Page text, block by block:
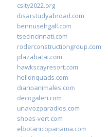
csity2022.org
ibsarstudyabroad.com
bennusehgall.com
tsecincinnati.com
roderconstructiongroup.com
plazabatai.com
hawkscayresort.com
hellonquads.com
diarioanimales.com
decogaleri.com
unavozparadios.com
shoes-vert.com
elbotanicopanama.com